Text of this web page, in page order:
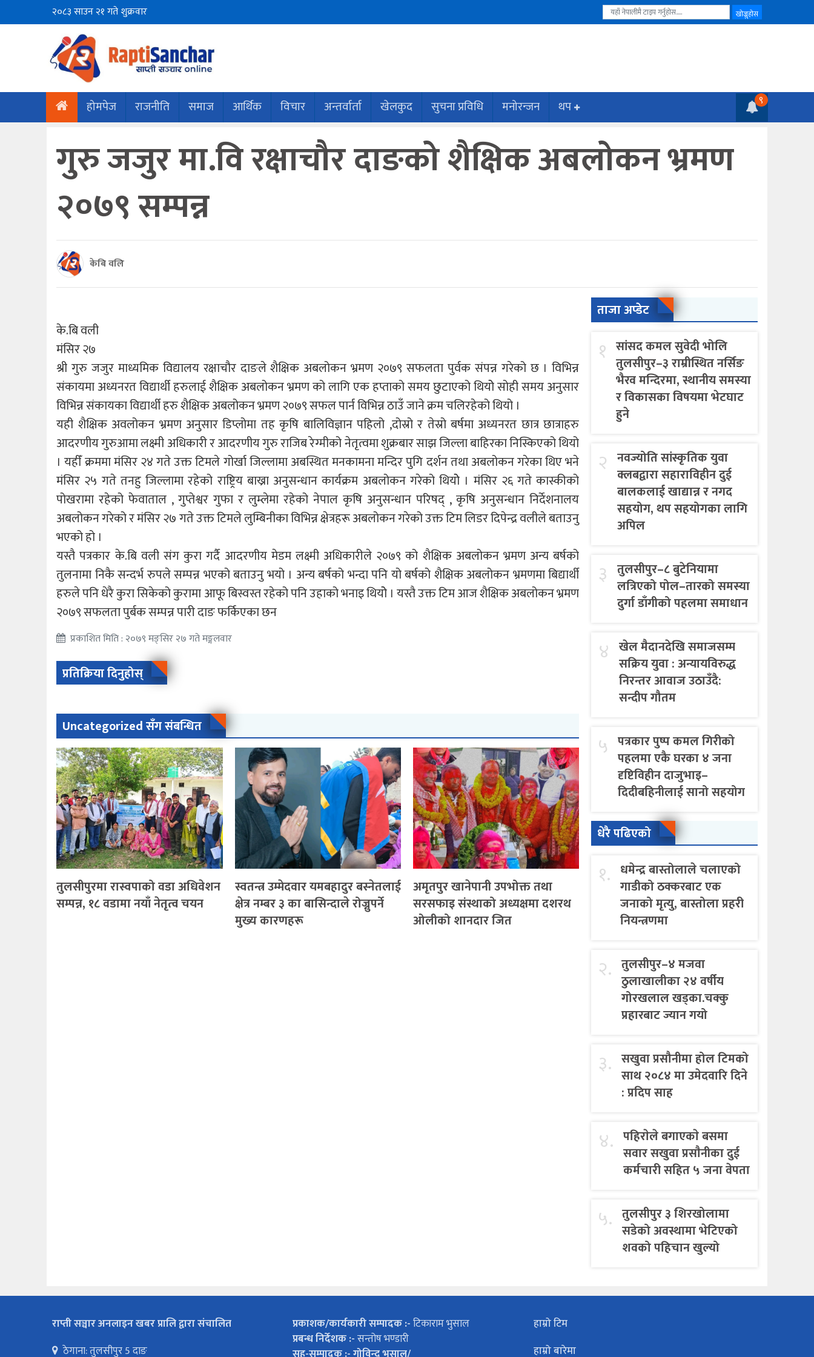
२०८३ साउन २१ गते शुक्रवार
होमपेज राजनीति समाज आर्थिक विचार अन्तर्वार्ता खेलकुद सुचना प्रविधि मनोरन्जन थप ९
गुरु जजुर मा.वि रक्षाचौर दाङको शैक्षिक अबलोकन भ्रमण
२०७९ सम्पन्न
केबि वलि
के.बि वली
मंसिर २७
श्री गुरु जजुर माध्यमिक विद्यालय रक्षाचौर दाङले शैक्षिक अबलोकन भ्रमण २०७९ सफलता पुर्वक संपन्न गरेको छ । विभिन्न
संकायमा अध्यनरत विद्यार्थी हरुलाई शैक्षिक अबलोकन भ्रमण को लागि एक हप्ताको समय छुटाएको थियोे सोही समय अनुसार
विभिन्न संकायका विद्यार्थी हरु शैक्षिक अबलोकन भ्रमण २०७९ सफल पार्न विभिन्न ठाउँ जाने क्रम चलिरहेको थियो ।
यही शैक्षिक अवलोकन भ्रमण अनुसार डिप्लोमा तह कृषि बालिविज्ञान पहिलो ,दोस्रो र तेस्रो बर्षमा अध्यनरत छात्र छात्राहरु
आदरणीय गुरुआमा लक्ष्मी अधिकारी र आदरणीय गुरु राजिब रेग्मीको नेतृत्वमा शुक्रबार साझ जिल्ला बाहिरका निस्किएको थियो
। यहीँ क्रममा मंसिर २४ गते उक्त टिमले गोर्खा जिल्लामा अबस्थित मनकामना मन्दिर पुगि दर्शन तथा अबलोकन गरेका थिए भने
मंसिर २५ गते तनहु जिल्लामा रहेको राष्ट्रिय बाख्रा अनुसन्धान कार्यक्रम अबलोकन गरेको थियोे । मंसिर २६ गते कास्कीको
पोखरामा रहेको फेवाताल , गुप्तेश्वर गुफा र लुम्लेमा रहेको नेपाल कृषि अनुसन्धान परिषद् , कृषि अनुसन्धान निर्देशनालय
अबलोकन गरेको र मंसिर २७ गते उक्त टिमले लुम्बिनीका विभिन्न क्षेत्रहरू अबलोकन गरेको उक्त टिम लिडर दिपेन्द्र वलीले बताउनु
भएको हो ।
यस्तै पत्रकार के.बि वली संग कुरा गर्दै आदरणीय मेडम लक्ष्मी अधिकारीले २०७९ को शैक्षिक अबलोकन भ्रमण अन्य बर्षको
तुलनामा निकै सन्दर्भ रुपले सम्पन्न भएको बताउनु भयो । अन्य बर्षको भन्दा पनि यो बर्षको शैक्षिक अबलोकन भ्रमणमा बिद्यार्थी
हरुले पनि धेरै कुरा सिकेको कुरामा आफू बिस्वस्त रहेको पनि उहाको भनाइ थियोे । यस्तै उक्त टिम आज शैक्षिक अबलोकन भ्रमण
२०७९ सफलता पुर्बक सम्पन्न पारी दाङ फर्किएका छन
प्रकाशित मिति : २०७९ मङ्सिर २७ गते मङ्गलवार
प्रतिक्रिया दिनुहोस्
Uncategorized सँग संबन्धित
तुलसीपुरमा रास्वपाको वडा अधिवेशन
सम्पन्न, १८ वडामा नयाँ नेतृत्व चयन
स्वतन्त्र उम्मेदवार यमबहादुर बस्नेतलाई
क्षेत्र नम्बर ३ का बासिन्दाले रोज्नुपर्ने
मुख्य कारणहरू
अमृतपुर खानेपानी उपभोक्त तथा
सरसफाइ संस्थाको अध्यक्षमा दशरथ
ओलीको शानदार जित
ताजा अप्डेट
१ सांसद कमल सुवेदी भोलि
तुलसीपुर–३ राम्रीस्थित नर्सिङ
भैरव मन्दिरमा, स्थानीय समस्या
र विकासका विषयमा भेटघाट
हुने
२ नवज्योति सांस्कृतिक युवा
क्लबद्वारा सहाराविहीन दुई
बालकलाई खाद्यान्न र नगद
सहयोग, थप सहयोगका लागि
अपिल
३ तुलसीपुर–८ बुटेनियामा
लत्रिएको पोल–तारको समस्या
दुर्गा डाँगीको पहलमा समाधान
४ खेल मैदानदेखि समाजसम्म
सक्रिय युवा : अन्यायविरुद्ध
निरन्तर आवाज उठाउँदै:
सन्दीप गौतम
५ पत्रकार पुष्प कमल गिरीको
पहलमा एकै घरका ४ जना
दृष्टिविहीन दाजुभाइ–
दिदीबहिनीलाई सानो सहयोग
धेरै पढिएको
१. धमेन्द्र बास्तोलाले चलाएको
गाडीको ठक्करबाट एक
जनाको मृत्यु, बास्तोला प्रहरी
नियन्त्रणमा
२. तुलसीपुर–४ मजवा
ठुलाखालीका २४ वर्षीय
गोरखलाल खड्का.चक्कु
प्रहारबाट ज्यान गयो
३. सखुवा प्रसौनीमा होल टिमको
साथ २०८४ मा उमेदवारि दिने
: प्रदिप साह
४. पहिराेले बगाएकाे बसमा
सवार सखुवा प्रसाैनीका दुई
कर्मचारी सहित ५ जना वेपता
५. तुलसीपुर ३ शिरखोलामा
सडेको अवस्थामा भेटिएको
शवको पहिचान खुल्यो
राप्ती सञ्चार अनलाइन खबर प्रालि द्वारा संचालित
ठेगाना: तुलसीपुर 5 दाङ
प्रकाशक/कार्यकारी सम्पादक :-टिकाराम भुसाल
प्रबन्ध निर्देशक :-सन्तोष भण्डारी
हाम्रो टिम
हाम्रो बारेमा